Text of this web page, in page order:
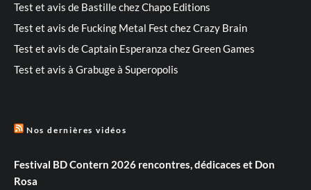
Test et avis de Bastille chez Chapo Editions
Test et avis de Fucking Metal Fest chez Crazy Brain
Test et avis de Captain Esperanza chez Green Games
Test et avis à Grabuge à Superopolis
Nos dernières vidéos
Festival BD Contern 2026 rencontres, dédicaces et Don
Rosa